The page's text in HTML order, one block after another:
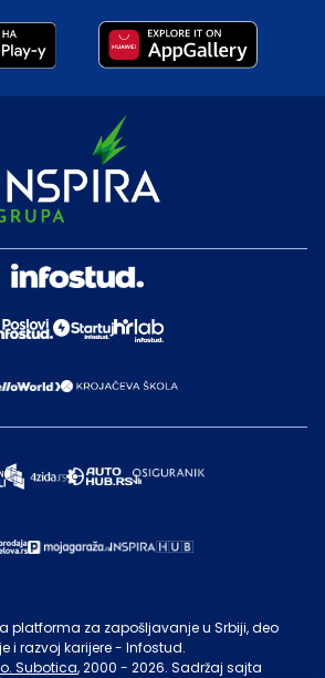
platforma za zapošljavanje u Srbiji, deo
i razvoj karijere - Infostud.
Subotica, 2000 - 2026. Sadržaj sajta